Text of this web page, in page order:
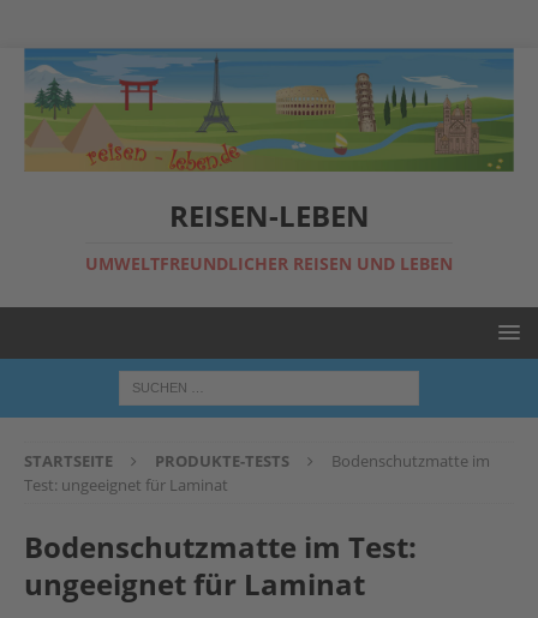
REISEN-LEBEN
UMWELTFREUNDLICHER REISEN UND LEBEN
STARTSEITE PRODUKTE-TESTS
Bodenschutzmatte im
Test: ungeeignet für Laminat
Bodenschutzmatte im Test:
ungeeignet für Laminat